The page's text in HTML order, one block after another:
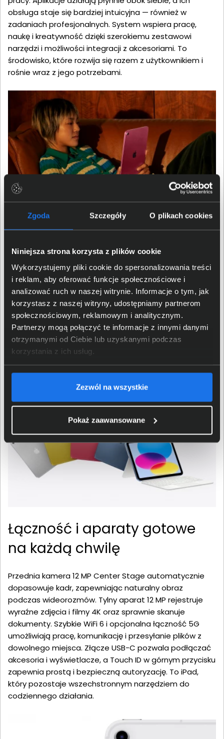
Zgoda Szczegóły O plikach cookies
Niniejsza strona korzysta z plików cookie
Wykorzystujemy pliki cookie do spersonalizowania treści
i reklam, aby oferować funkcje społecznościowe i
analizować ruch w naszej witrynie. Informacje o tym, jak
korzystasz z naszej witryny, udostępniamy partnerom
społecznościowym, reklamowym i analitycznym.
Partnerzy mogą połączyć te informacje z innymi danymi
otrzymanymi od Ciebie lub uzyskanymi podczas
korzystania z ich usług.
Zezwól na wszystkie
Pokaż zaawansowane
obsługa staje się bardziej intuicyjna — również w
zadaniach profesjonalnych. System wspiera pracę,
naukę i kreatywność dzięki szerokiemu zestawowi
narzędzi i możliwości integracji z akcesoriami. To
środowisko, które rozwija się razem z użytkownikiem i
rośnie wraz z jego potrzebami.
Akcesoria, które zwiększają
funkcjonalność
Współpraca z Apple Pencil (USB-C) zmienia iPada 11" w
przestrzeń do rysowania, notowania i szkicowania.
Magic Keyboard Folio zapewnia wygodę pisania, a jej
modułowa konstrukcja pozwala korzystać z odłączanej
klawiatury oraz ochronnej tylnej okładki zależnie od
sytuacji. Magnetyczne mocowanie usprawnia
przełączanie między trybami pracy i mobilnością.
Pencil 1. generacji, co zwiększa elastyczność wyboru.
Łączność i aparaty gotowe
na każdą chwilę
Przednia kamera 12 MP Center Stage automatycznie
dopasowuje kadr, zapewniając naturalny obraz
podczas wideorozmów. Tylny aparat 12 MP rejestruje
wyraźne zdjęcia i filmy 4K oraz sprawnie skanuje
dokumenty. Szybkie WiFi 6 i opcjonalna łączność 5G
umożliwiają pracę, komunikację i przesyłanie plików z
dowolnego miejsca. Złącze USB-C pozwala podłączać
akcesoria i wyświetlacze, a Touch ID w górnym przycisku
zapewnia prostą i bezpieczną autoryzację. To iPad,
który pozostaje wszechstronnym narzędziem do
codziennego działania.